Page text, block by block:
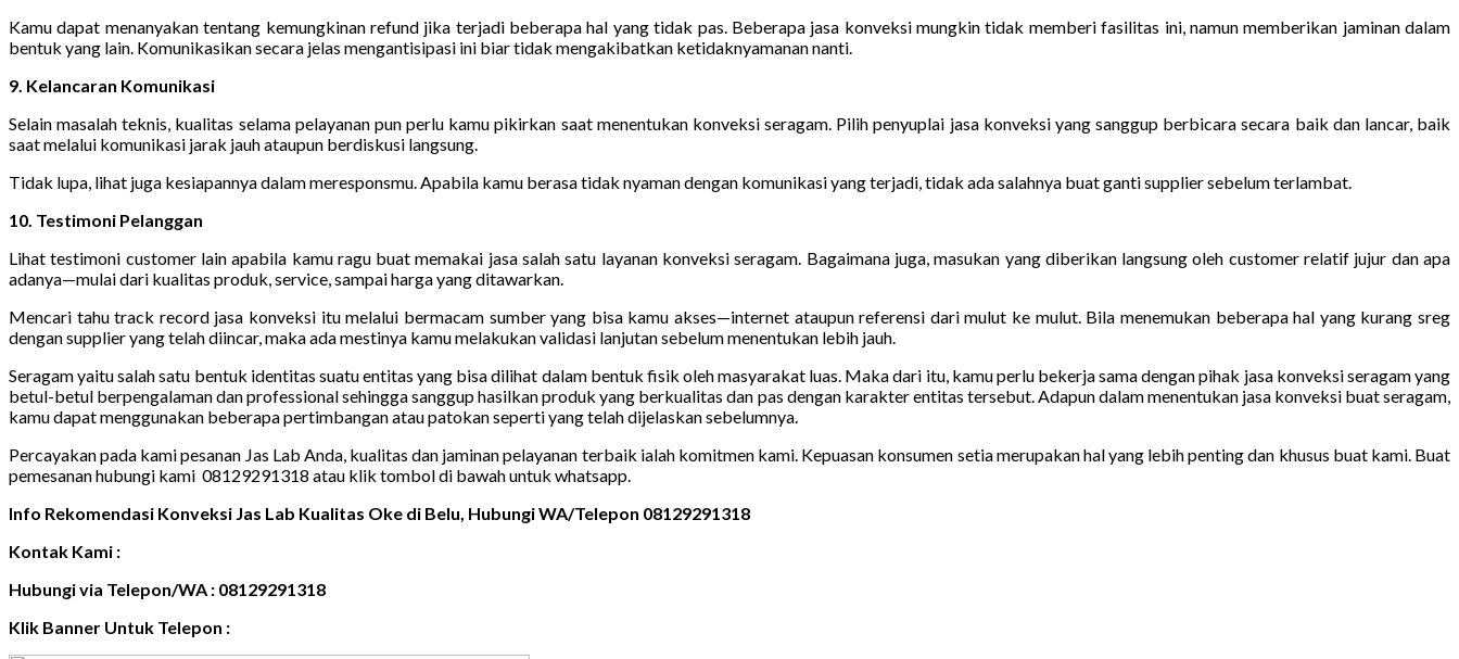
Kamu dapat menanyakan tentang kemungkinan refund jika terjadi beberapa hal yang tidak pas. Beberapa jasa konveksi mungkin tidak memberi fasilitas ini, namun memberikan jaminan dalam
bentuk yang lain. Komunikasikan secara jelas mengantisipasi ini biar tidak mengakibatkan ketidaknyamanan nanti.
9. Kelancaran Komunikasi
Selain masalah teknis, kualitas selama pelayanan pun perlu kamu pikirkan saat menentukan konveksi seragam. Pilih penyuplai jasa konveksi yang sanggup berbicara secara baik dan lancar, baik
saat melalui komunikasi jarak jauh ataupun berdiskusi langsung.
Tidak lupa, lihat juga kesiapannya dalam meresponsmu. Apabila kamu berasa tidak nyaman dengan komunikasi yang terjadi, tidak ada salahnya buat ganti supplier sebelum terlambat.
10. Testimoni Pelanggan
Lihat testimoni customer lain apabila kamu ragu buat memakai jasa salah satu layanan konveksi seragam. Bagaimana juga, masukan yang diberikan langsung oleh customer relatif jujur dan apa
adanya—mulai dari kualitas produk, service, sampai harga yang ditawarkan.
Mencari tahu track record jasa konveksi itu melalui bermacam sumber yang bisa kamu akses—internet ataupun referensi dari mulut ke mulut. Bila menemukan beberapa hal yang kurang sreg
dengan supplier yang telah diincar, maka ada mestinya kamu melakukan validasi lanjutan sebelum menentukan lebih jauh.
Seragam yaitu salah satu bentuk identitas suatu entitas yang bisa dilihat dalam bentuk fisik oleh masyarakat luas. Maka dari itu, kamu perlu bekerja sama dengan pihak jasa konveksi seragam yang
betul-betul berpengalaman dan professional sehingga sanggup hasilkan produk yang berkualitas dan pas dengan karakter entitas tersebut. Adapun dalam menentukan jasa konveksi buat seragam,
kamu dapat menggunakan beberapa pertimbangan atau patokan seperti yang telah dijelaskan sebelumnya.
Percayakan pada kami pesanan Jas Lab Anda, kualitas dan jaminan pelayanan terbaik ialah komitmen kami. Kepuasan konsumen setia merupakan hal yang lebih penting dan khusus buat kami. Buat
pemesanan hubungi kami 08129291318 atau klik tombol di bawah untuk whatsapp.
Info Rekomendasi Konveksi Jas Lab Kualitas Oke di Belu, Hubungi WA/Telepon 08129291318
Kontak Kami :
Hubungi via Telepon/WA : 08129291318
Klik Banner Untuk Telepon :